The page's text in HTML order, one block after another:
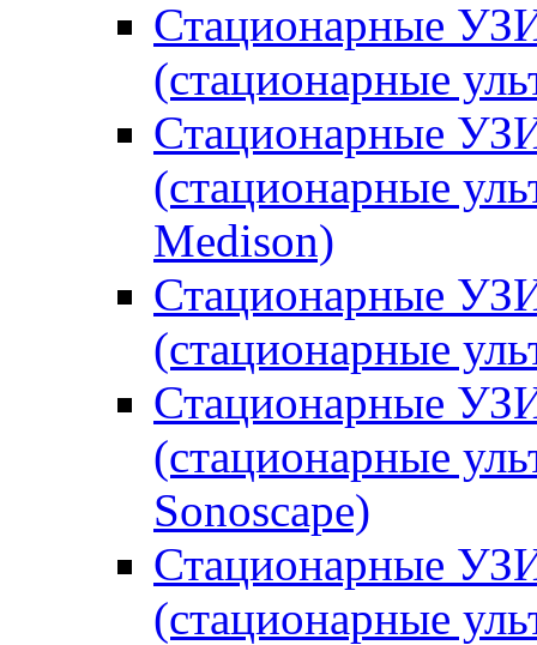
Стационарные
(стационарные
Стационарные
(стационарные
Medison)
Стационарные
(стационарные
Стационарные
(стационарные
Sonoscape)
Стационарные
(стационарные